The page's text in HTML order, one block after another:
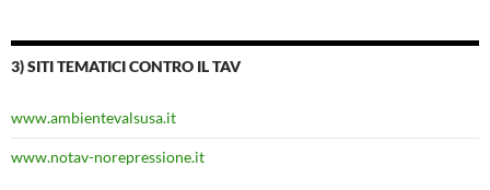
3) SITI TEMATICI CONTRO IL TAV
www.ambientevalsusa.it
www.notav-norepressione.it